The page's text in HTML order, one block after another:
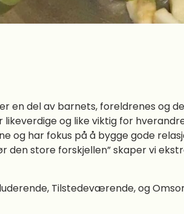
en del av barnets, foreldrenes og
og like viktig for
og har fokus på å bygge gode
den store forskjellen” skaper vi
Tilstedeværende, og